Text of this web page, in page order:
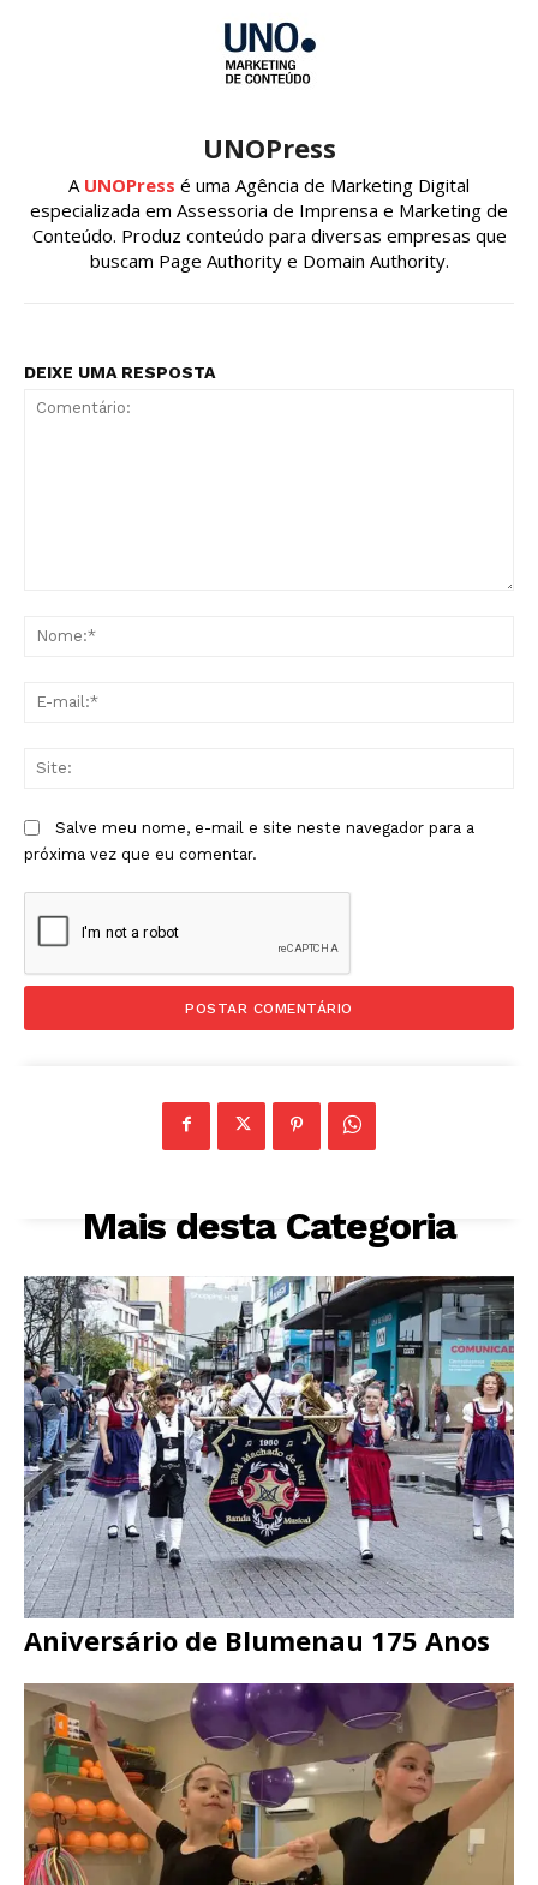
UNOPress
A UNOPress é uma Agência de Marketing Digital
especializada em Assessoria de Imprensa e Marketing de
Conteúdo. Produz conteúdo para diversas empresas que
buscam Page Authority e Domain Authority.
DEIXE UMA RESPOSTA
Salve meu nome, e-mail e site neste navegador para a
próxima vez que eu comentar.
Mais desta Categoria
Aniversário de Blumenau 175 Anos